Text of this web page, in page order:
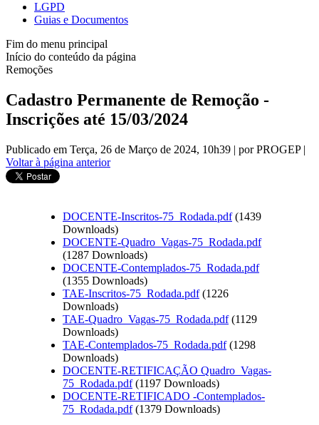
LGPD
Guias e Documentos
Fim do menu principal
Início do conteúdo da página
Remoções
Cadastro Permanente de Remoção -
Inscrições até 15/03/2024
Publicado em Terça, 26 de Março de 2024, 10h39 | por PROGEP |
Voltar à página anterior
DOCENTE-Inscritos-75_Rodada.pdf (1439
Downloads)
DOCENTE-Quadro_Vagas-75_Rodada.pdf
(1287 Downloads)
DOCENTE-Contemplados-75_Rodada.pdf
(1355 Downloads)
TAE-Inscritos-75_Rodada.pdf (1226
Downloads)
TAE-Quadro_Vagas-75_Rodada.pdf (1129
Downloads)
TAE-Contemplados-75_Rodada.pdf (1298
Downloads)
DOCENTE-RETIFICAÇÃO Quadro_Vagas-
75_Rodada.pdf (1197 Downloads)
DOCENTE-RETIFICADO -Contemplados-
75_Rodada.pdf (1379 Downloads)